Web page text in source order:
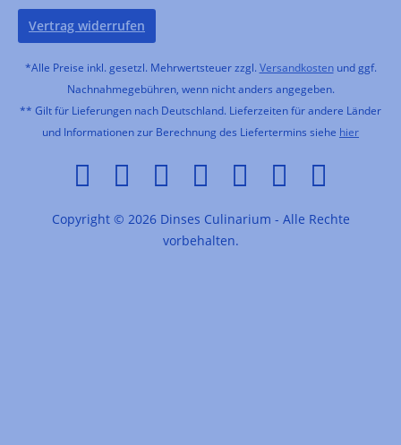
Vertrag widerrufen
*Alle Preise inkl. gesetzl. Mehrwertsteuer zzgl. Versandkostenund ggf.
Nachnahmegebühren, wenn nicht anders angegeben.
** Gilt für Lieferungen nach Deutschland. Lieferzeiten für andere Länder
und Informationen zur Berechnung des Liefertermins siehe hier
Copyright © 2026 Dinses Culinarium - Alle Rechte
vorbehalten.